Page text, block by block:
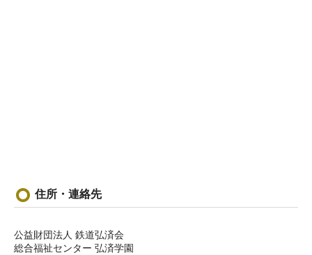
住所・連絡先
公益財団法人 鉄道弘済会
総合福祉センター 弘済学園